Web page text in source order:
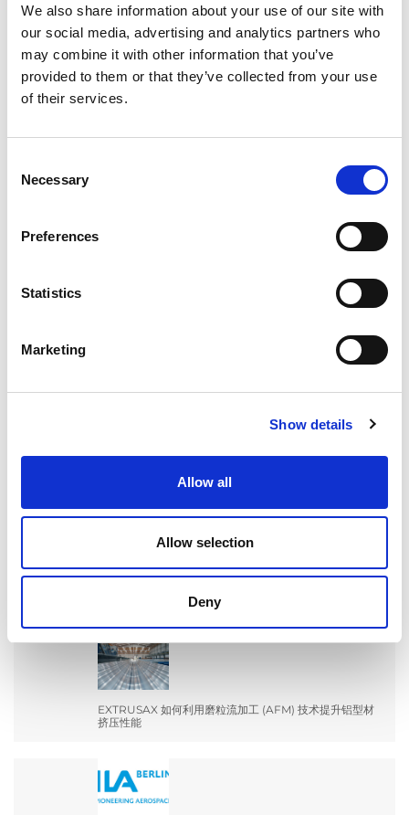
We also share information about your use of our site with
our social media, advertising and analytics partners who
may combine it with other information that you’ve
provided to them or that they’ve collected from your use
of their services.
Selection
Necessary
Preferences
Statistics
Marketing
Show details
Allow all
Allow selection
Deny
想了解更多，请查看我们相关的热能去毛刺网页:
EXTRUSAX 如何利用磨粒流加工 (AFM) 技术提升铝型材
挤压性能